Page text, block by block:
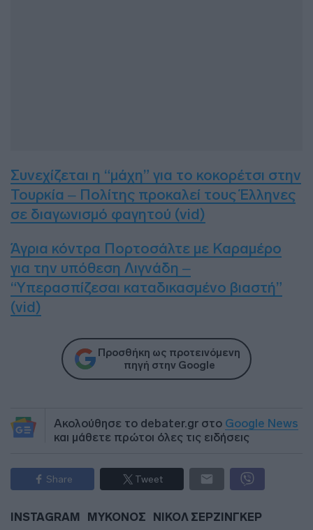
Συνεχίζεται η “μάχη” για το κοκορέτσι στην
Τουρκία – Πολίτης προκαλεί τους Έλληνες
σε διαγωνισμό φαγητού (vid)
Άγρια κόντρα Πορτοσάλτε με Καραμέρο
για την υπόθεση Λιγνάδη –
“Υπερασπίζεσαι καταδικασμένο βιαστή”
(vid)
Προσθήκη ως προτεινόμενη
πηγή στην Google
Ακολούθησε το debater.gr στο Google News
και μάθετε πρώτοι όλες τις ειδήσεις
Share Tweet
INSTAGRAM ΜΥΚΟΝΟΣ
ΝΙΚΟΛ ΣΕΡΖΙΝΓΚΕΡ